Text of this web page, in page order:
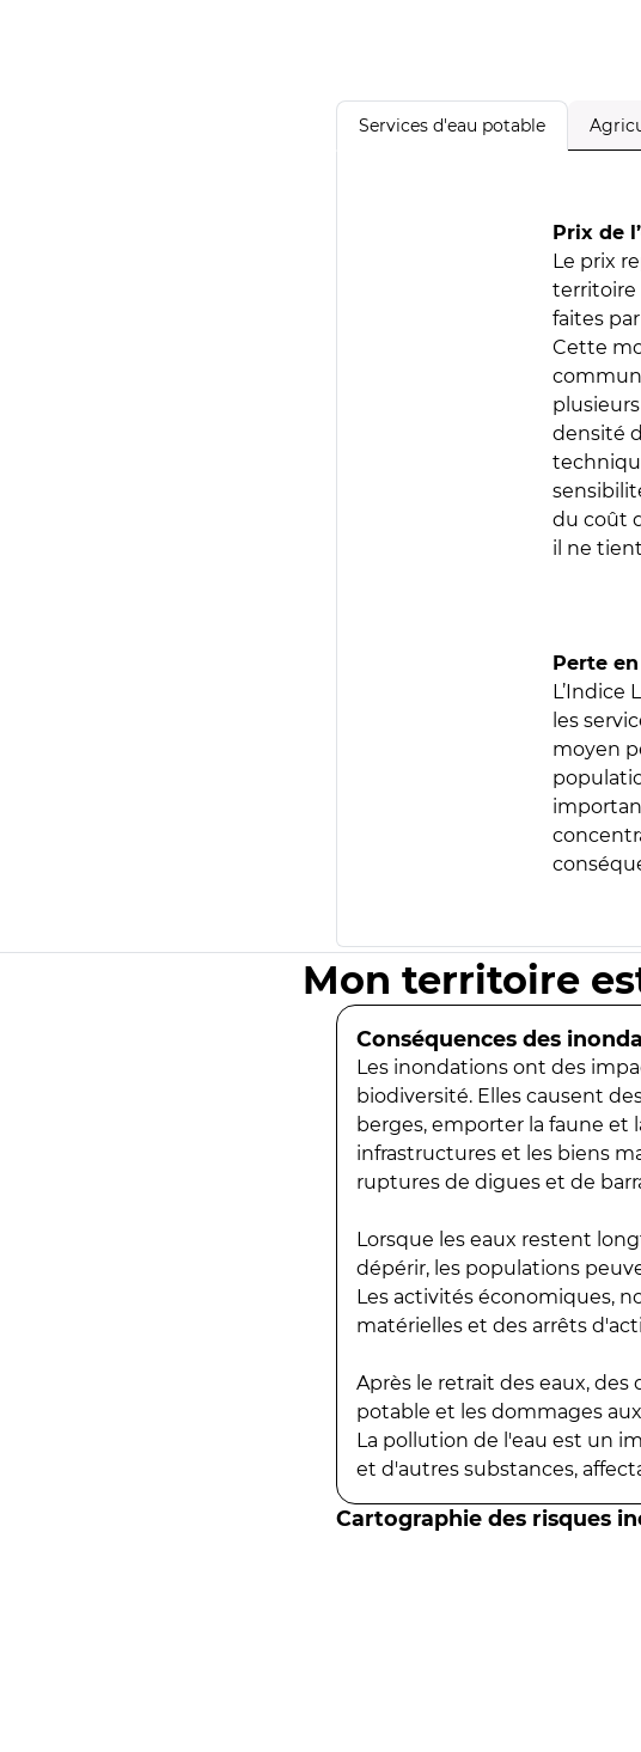
Services d'eau potable
Prix de
Le prix
territoire
faites
Cette
densité
du coût
il ne
Perte
L’Indice
les
moyen
Mon territoire
Conséquences des
Les inondations ont des
biodiversité. Elles causent
berges, emporter la faune et
infrastructures et les biens
ruptures de digues et de
Lorsque les eaux restent
dépérir, les populations
Les activités économiques,
matérielles et des arrêts
Après le retrait des eaux,
potable et les dommages
La pollution de l'eau est un
et d'autres substances,
Cartographie des risques